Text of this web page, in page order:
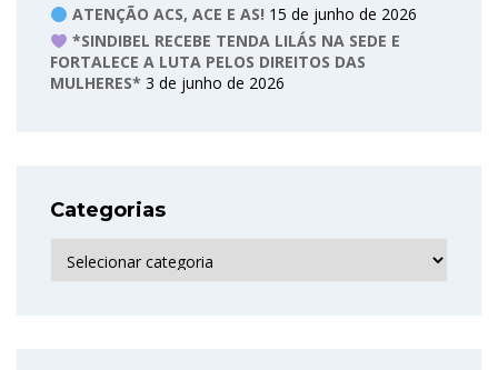
ATENÇÃO ACS, ACE E AS! 15 de junho de 2026
*SINDIBEL RECEBE TENDA LILÁS NA SEDE E
FORTALECE A LUTA PELOS DIREITOS DAS
MULHERES* 3 de junho de 2026
Categorias
Categorias